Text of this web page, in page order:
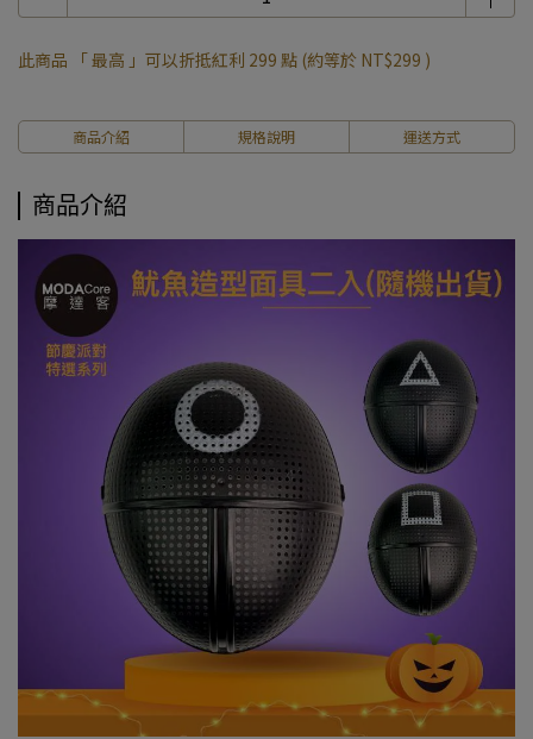
此商品 「 最高 」可以折抵紅利 299 點 (約等於 NT$299 )
商品介紹 規格說明 運送方式
商品介紹